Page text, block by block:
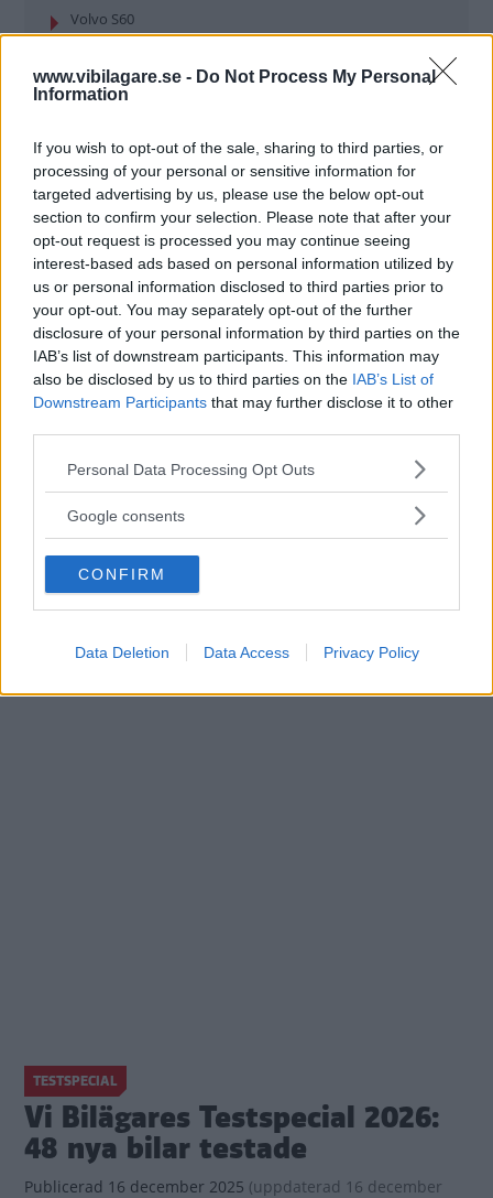
www.vibilagare.se - Do Not Process My Personal
Information
If you wish to opt-out of the sale, sharing to third parties, or
processing of your personal or sensitive information for
targeted advertising by us, please use the below opt-out
section to confirm your selection. Please note that after your
opt-out request is processed you may continue seeing
interest-based ads based on personal information utilized by
us or personal information disclosed to third parties prior to
your opt-out. You may separately opt-out of the further
disclosure of your personal information by third parties on the
IAB’s list of downstream participants. This information may
also be disclosed by us to third parties on the IAB’s List of
Downstream Participants that may further disclose it to other
Please note that this website/app uses one or more Google
not limited to your visit or usage behaviour. You may click to
use your data for below specified purposes in below Google
consent section.
Personal Data Processing Opt Outs
Google consents
CONFIRM
Data Deletion Data Access Privacy Policy
Volvo S60
Volvo V60 Cross Country
MISSA INTE KOMMANDE ARTIKLAR OM
TESTSPECIAL
Få vårt nyhetsbrev utan kostnad
Genom att anmäla dig godkänner du OK-förlagets
personuppgiftspolicy.
ÄMNEN I ARTIKELN
Testspecial
KOMMENTARER
TESTSPECIAL
Vi Bilägares Testspecial 2026:
48 nya bilar testade
Publicerad 16 december 2025 (uppdaterad 16 december